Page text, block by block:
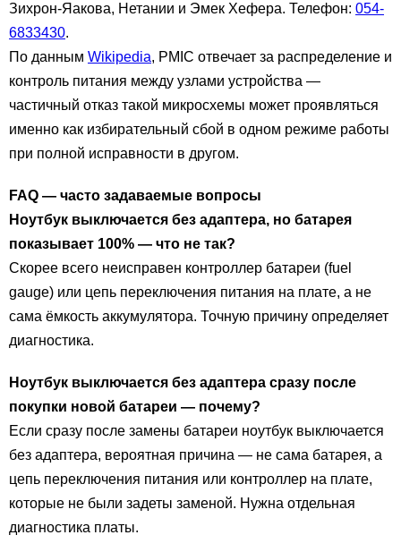
Зихрон-Яакова, Нетании и Эмек Хефера. Телефон: 054-
6833430.
По данным Wikipedia, PMIC отвечает за распределение и
контроль питания между узлами устройства —
частичный отказ такой микросхемы может проявляться
именно как избирательный сбой в одном режиме работы
при полной исправности в другом.
FAQ — часто задаваемые вопросы
Ноутбук выключается без адаптера, но батарея
показывает 100% — что не так?
Скорее всего неисправен контроллер батареи (fuel
gauge) или цепь переключения питания на плате, а не
сама ёмкость аккумулятора. Точную причину определяет
диагностика.
Ноутбук выключается без адаптера сразу после
покупки новой батареи — почему?
Если сразу после замены батареи ноутбук выключается
без адаптера, вероятная причина — не сама батарея, а
цепь переключения питания или контроллер на плате,
которые не были задеты заменой. Нужна отдельная
диагностика платы.